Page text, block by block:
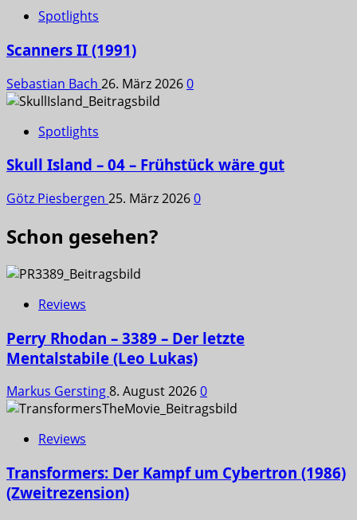
Spotlights
Scanners II (1991)
Sebastian Bach 26. März 20260
Spotlights
Skull Island – 04 – Frühstück wäre gut
Götz Piesbergen 25. März 20260
Schon gesehen?
Reviews
Perry Rhodan – 3389 – Der letzte
Mentalstabile (Leo Lukas)
Markus Gersting8. August 20260
Reviews
Transformers: Der Kampf um Cybertron (1986)
(Zweitrezension)